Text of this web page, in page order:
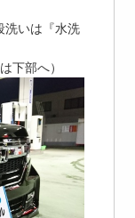
洗いは『水洗
下部へ）